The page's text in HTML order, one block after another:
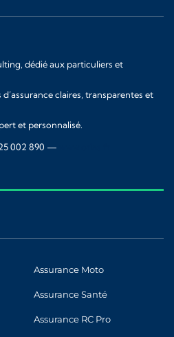
dédié aux particuliers et
claires, transparentes et
et personnalisé.
002 890 —
Assurance Moto
Assurance Santé
Assurance RC Pro